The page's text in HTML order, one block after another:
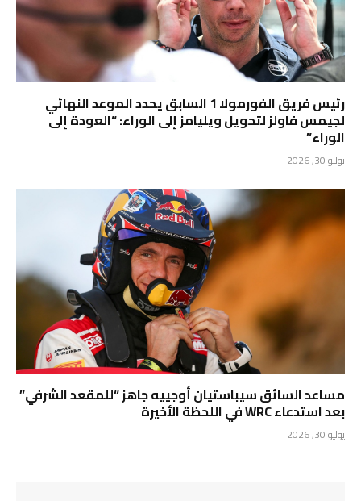
رئيس فريق الفورمولا 1 السابق يحدد الموعد النهائي
لجيمس فاولز لتحويل ويليامز إلى الوراء: “العودة إلى
الوراء”
يوليو 30, 2026
مساعد السائق سيباستيان أوجييه جاهز “للمقعد الشرفي”
بعد استدعاء WRC في اللحظة الأخيرة
يوليو 30, 2026